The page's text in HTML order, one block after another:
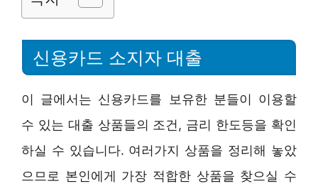
신용카드 소지자 대출
이 글에서는 신용카드를 보유한 분들이 이용할
수 있는 대출 상품들의 조건, 금리 한도등을 확인
하실 수 있습니다. 여러가지 상품을 정리해 놓았
으므로 본인에게 가장 적합한 상품을 찾으실 수